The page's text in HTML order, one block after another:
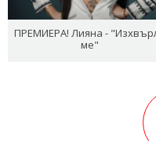
ПРЕМИЕРА! Лияна -
ме"